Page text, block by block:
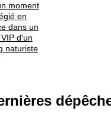
moment
en
dans un
d'un
naturiste